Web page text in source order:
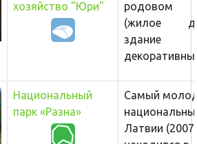
хозяйство "Юри"
родовом
(жилое
Национальный
парк «Разна»
Самый
Латвии (2007